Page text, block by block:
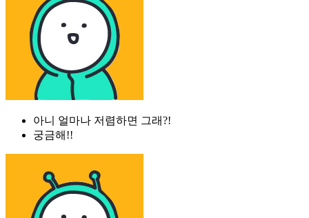
아니 얼마나 저렴하면 그래?!
궁금해!!